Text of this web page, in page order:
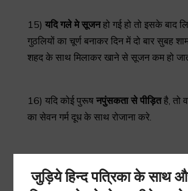
15) यदि गले मे सूजनहो गई हो तो इसके बाद
गुठलियों का चूर्ण बनाकर दिन में दो बार सुबह
शहद के साथ मिलाकर खाने से सूजन कम हो
16) यदि कोई पुरूष नपुंसकता से पीड़ितहै, तो
का सेवन गर्म दूध के साथ रोजाना करे.
ले, और उसमें चौथाई की मात्रा में पानी